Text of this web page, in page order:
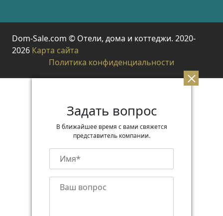
Dom-Sale.com © Отели, дома и коттеджи. 2020-
2026 Карта сайта
Политика конфиденциальности
Задать вопрос
В ближайшее время с вами свяжется
представитель компании.